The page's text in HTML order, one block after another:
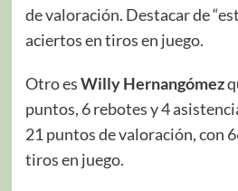
de valoración. Destacar de
aciertos en tiros en juego.
Otro esWilly Hernangómez
puntos, 6 rebotes y 4
21 puntos de valoración, con
tiros en juego.